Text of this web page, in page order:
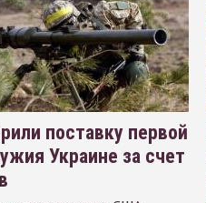
поставку первой
Украине за счет